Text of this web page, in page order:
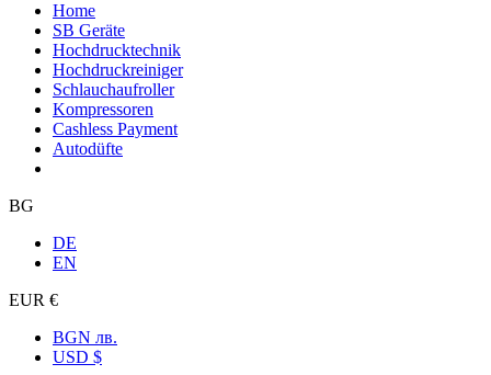
Home
SB Geräte
Hochdrucktechnik
Hochdruckreiniger
Schlauchaufroller
Kompressoren
Cashless Payment
Autodüfte
BG
DE
EN
EUR €
BGN лв.
USD $